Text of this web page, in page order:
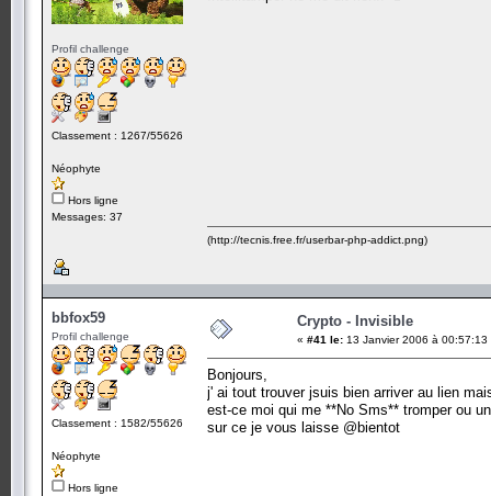
Profil challenge
Classement : 1267/55626
Néophyte
Hors ligne
Messages: 37
(http://tecnis.free.fr/userbar-php-addict.png)
bbfox59
Profil challenge
Classement : 1582/55626
Néophyte
Hors ligne
Crypto - Invisible
« #41 le: 13 Janvier 2006 à 00:57:13
Bonjours,
j' ai tout trouver jsuis bien arriver au lien
est-ce moi qui me **No Sms** tromper ou
sur ce je vous laisse @bientot